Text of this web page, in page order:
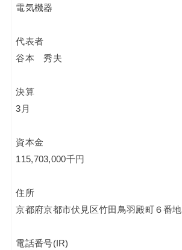
電気機器
代表者
谷本 秀夫
決算
3月
資本金
115,703,000千円
住所
京都府京都市伏見区竹田鳥羽殿町６番地
電話番号(IR)